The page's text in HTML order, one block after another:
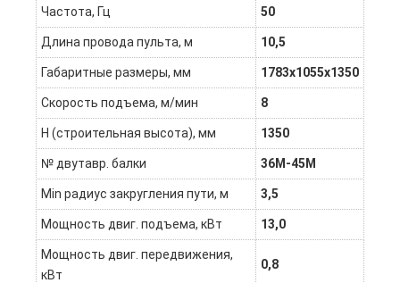
Частота, Гц 50
Длина провода пульта, м 10,5
Габаритные размеры, мм 1783х1055х1350
Скорость подъема, м/мин 8
Н (строительная высота), мм 1350
№ двутавр. балки 36М-45М
Min радиус закругления пути, м 3,5
Мощность двиг. подъема, кВт 13,0
Мощность двиг. передвижения,
кВт
0,8